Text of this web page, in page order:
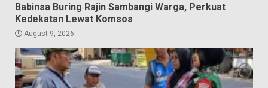
Babinsa Buring Rajin Sambangi Warga, Perkuat
Kedekatan Lewat Komsos
August 9, 2026